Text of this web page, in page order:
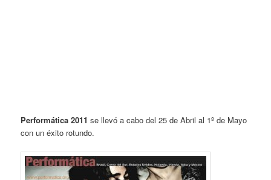
Performática 2011 se llevó a cabo del 25 de Abril al 1º de Mayo
con un éxito rotundo.